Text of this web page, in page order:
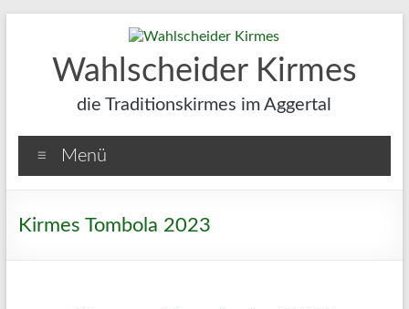
Wahlscheider Kirmes
die Traditionskirmes im Aggertal
Menü
Kirmes Tombola 2023